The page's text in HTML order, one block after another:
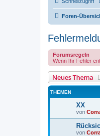
Foren-
Forumsregeln
Wenn Ihr Fehler
Neues Thema
THEMEN
XX
von
von